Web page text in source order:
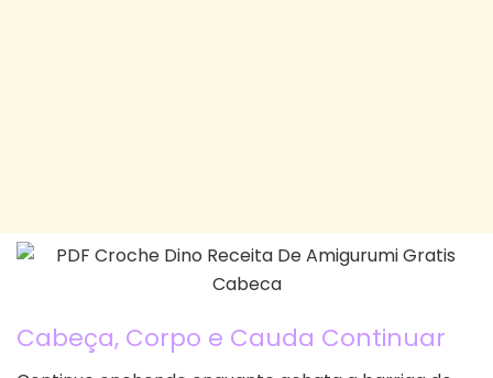
Cabeça, Corpo e Cauda Continuar